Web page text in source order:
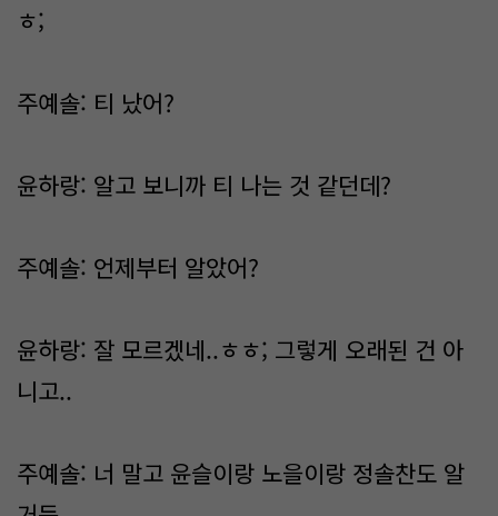
ㅎ;
주예솔: 티 났어?
윤하랑: 알고 보니까 티 나는 것 같던데?
주예솔: 언제부터 알았어?
윤하랑: 잘 모르겠네..ㅎㅎ; 그렇게 오래된 건 아
니고..
주예솔: 너 말고 윤슬이랑 노을이랑 정솔찬도 알